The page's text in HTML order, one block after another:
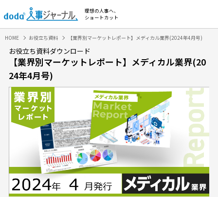
理想の人事へ、
ショートカット
HOME お役立ち資料 【業界別マーケットレポート】メディカル業界(2024年4月号)
お役立ち資料ダウンロード
【業界別マーケットレポート】メディカル業界(20
24年4月号)